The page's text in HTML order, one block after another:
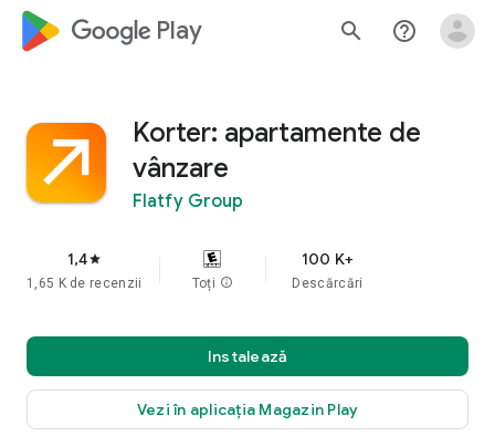
google_logo Play search help_outline
Korter: apartamente de
vânzare
Flatfy Group
1,4star
1,65 K de recenzii Toți info
100 K+
Descărcări
Instalează
Vezi în aplicația Magazin Play